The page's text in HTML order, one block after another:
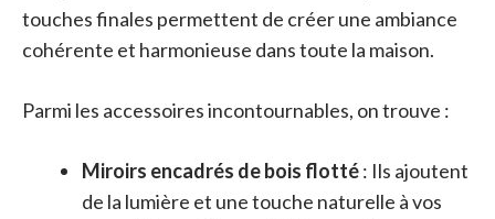
touches finales permettent de créer une ambiance
cohérente et harmonieuse dans toute la maison.
Parmi les accessoires incontournables, on trouve :
Miroirs encadrés de bois flotté: Ils ajoutent
de la lumière et une touche naturelle à vos